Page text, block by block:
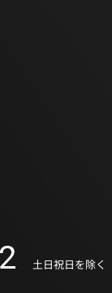
土日祝日を除く